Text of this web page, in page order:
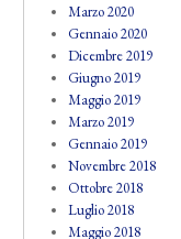
Marzo 2020
Gennaio 2020
Dicembre 2019
Giugno 2019
Maggio 2019
Marzo 2019
Gennaio 2019
Novembre 2018
Ottobre 2018
Luglio 2018
Maggio 2018